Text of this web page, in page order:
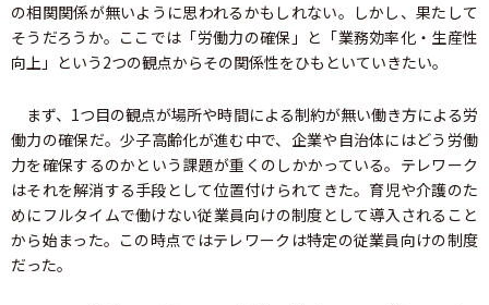
の相関関係が無いように思われるかもしれない。しかし、果たして
そうだろうか。ここでは「労働力の確保」と「業務効率化・生産性
向上」という2つの観点からその関係性をひもといていきたい。
まず、1つ目の観点が場所や時間による制約が無い働き方による労
働力の確保だ。少子高齢化が進む中で、企業や自治体にはどう労働
力を確保するのかという課題が重くのしかかっている。テレワーク
はそれを解消する手段として位置付けられてきた。育児や介護のた
めにフルタイムで働けない従業員向けの制度として導入されること
から始まった。この時点ではテレワークは特定の従業員向けの制度
だった。